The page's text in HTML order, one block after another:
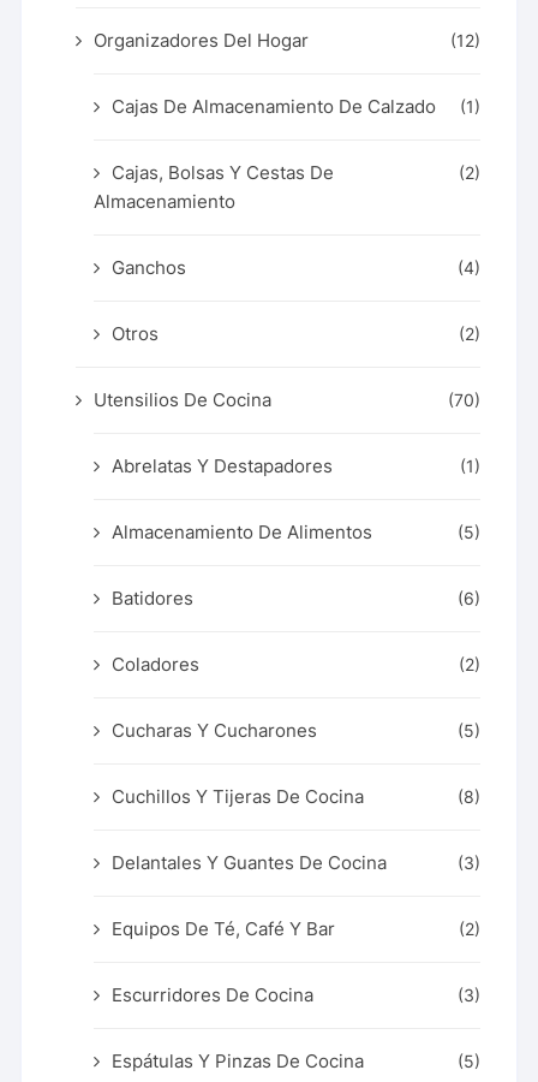
Organizadores Del Hogar (12)
Cajas De Almacenamiento De Calzado (1)
Cajas, Bolsas Y Cestas De
Almacenamiento
(2)
Ganchos (4)
Otros (2)
Utensilios De Cocina (70)
Abrelatas Y Destapadores (1)
Almacenamiento De Alimentos (5)
Batidores (6)
Coladores (2)
Cucharas Y Cucharones (5)
Cuchillos Y Tijeras De Cocina (8)
Delantales Y Guantes De Cocina (3)
Equipos De Té, Café Y Bar (2)
Escurridores De Cocina (3)
Espátulas Y Pinzas De Cocina (5)